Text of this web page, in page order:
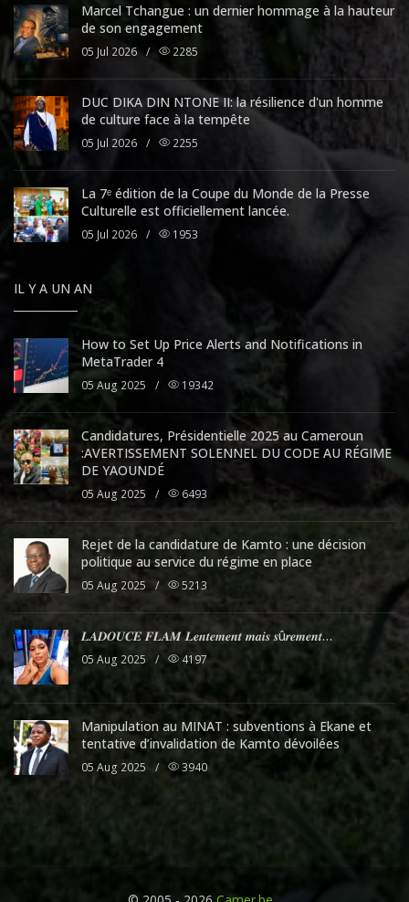
Marcel Tchangue : un dernier hommage à la hauteur
de son engagement
05 Jul 2026 / 2285
DUC DIKA DIN NTONE II: la résilience d'un homme
de culture face à la tempête
05 Jul 2026 / 2255
La 7ᵉ édition de la Coupe du Monde de la Presse
Culturelle est officiellement lancée.
05 Jul 2026 / 1953
IL Y A UN AN
How to Set Up Price Alerts and Notifications in
MetaTrader 4
05 Aug 2025 / 19342
Candidatures, Présidentielle 2025 au Cameroun
:AVERTISSEMENT SOLENNEL DU CODE AU RÉGIME
DE YAOUNDÉ
05 Aug 2025 / 6493
Rejet de la candidature de Kamto : une décision
politique au service du régime en place
05 Aug 2025 / 5213
𝑳𝑨𝑫𝑶𝑼𝑪𝑬 𝑭𝑳𝑨𝑴 𝑳𝒆𝒏𝒕𝒆𝒎𝒆𝒏𝒕 𝒎𝒂𝒊𝒔 𝒔û𝒓𝒆𝒎𝒆𝒏𝒕…
05 Aug 2025 / 4197
Manipulation au MINAT : subventions à Ekane et
tentative d’invalidation de Kamto dévoilées
05 Aug 2025 / 3940